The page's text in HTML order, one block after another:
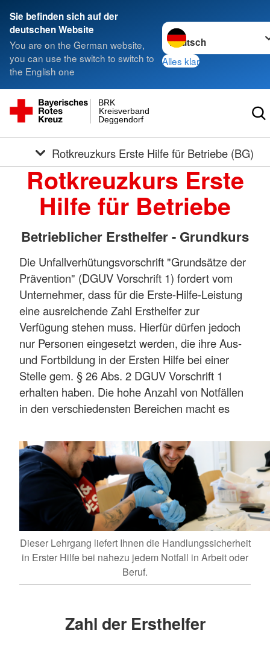
Sie befinden sich auf der
deutschen Website
You are on the German website,
you can use the switch to switch to
the English one
Sprache wechseln zu
Alles klar
Deggendorf
Kreisverband
BRK
Rotkreuzkurs Erste Hilfe für Betriebe (BG)
Dieser Lehrgang liefert Ihnen die Handlungssicherheit
in Erster Hilfe bei nahezu jedem Notfall in Arbeit oder
Beruf.
Rotkreuzkurs Erste
Hilfe für Betriebe
Betrieblicher Ersthelfer - Grundkurs
Die Unfallverhütungsvorschrift "Grundsätze der
Prävention" (DGUV Vorschrift 1) fordert vom
Unternehmer, dass für die Erste-Hilfe-Leistung
eine ausreichende Zahl Ersthelfer zur
Verfügung stehen muss. Hierfür dürfen jedoch
nur Personen eingesetzt werden, die ihre Aus-
und Fortbildung in der Ersten Hilfe bei einer
Stelle gem. § 26 Abs. 2 DGUV Vorschrift 1
erhalten haben. Die hohe Anzahl von Notfällen
in den verschiedensten Bereichen macht es
auszubilden.
Mehr anzeigen
Zahl der Ersthelfer